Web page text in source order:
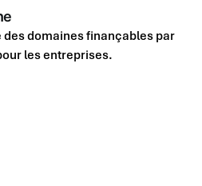
domaines finançables par
les entreprises.